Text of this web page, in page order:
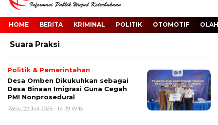
HOME BERITA KRIMINAL POLITIK OTOMOTIF
Suara Praksi
Politik & Pemerintahan
Desa Omben Dikukuhkan sebagai
Desa Binaan Imigrasi Guna Cegah
PMI Nonprosedural
Rabu, 22 Juli 2026 - 14:39 WIB